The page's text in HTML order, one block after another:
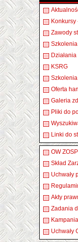
Konkursy
Zawody
KSRG
Oferta
Galeria
Pliki do
Linki do
OW
Skład
Uchwały
Akty
Zadania
Uchwały